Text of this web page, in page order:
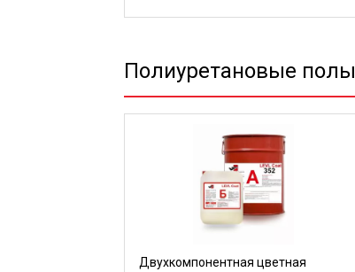
Полиуретановые полы
Двухкомпонентная цветная